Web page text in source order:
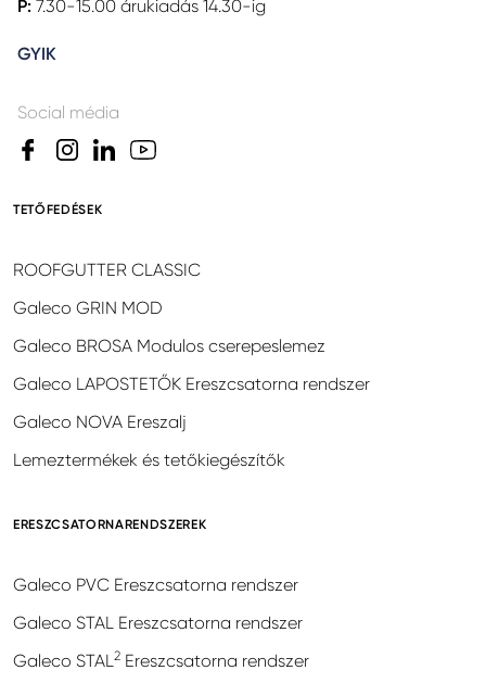
P: 7.30-15.00 árukiadás 14.30-ig
GYIK
Social média
TETŐFEDÉSEK
ROOFGUTTER CLASSIC
Galeco GRIN MOD
Galeco BROSA Modulos cserepeslemez
Galeco LAPOSTETŐK Ereszcsatorna rendszer
Galeco NOVA Ereszalj
Lemeztermékek és tetőkiegészítők
ERESZCSATORNARENDSZEREK
Galeco PVC Ereszcsatorna rendszer
Galeco STAL Ereszcsatorna rendszer
Galeco STAL2 Ereszcsatorna rendszer